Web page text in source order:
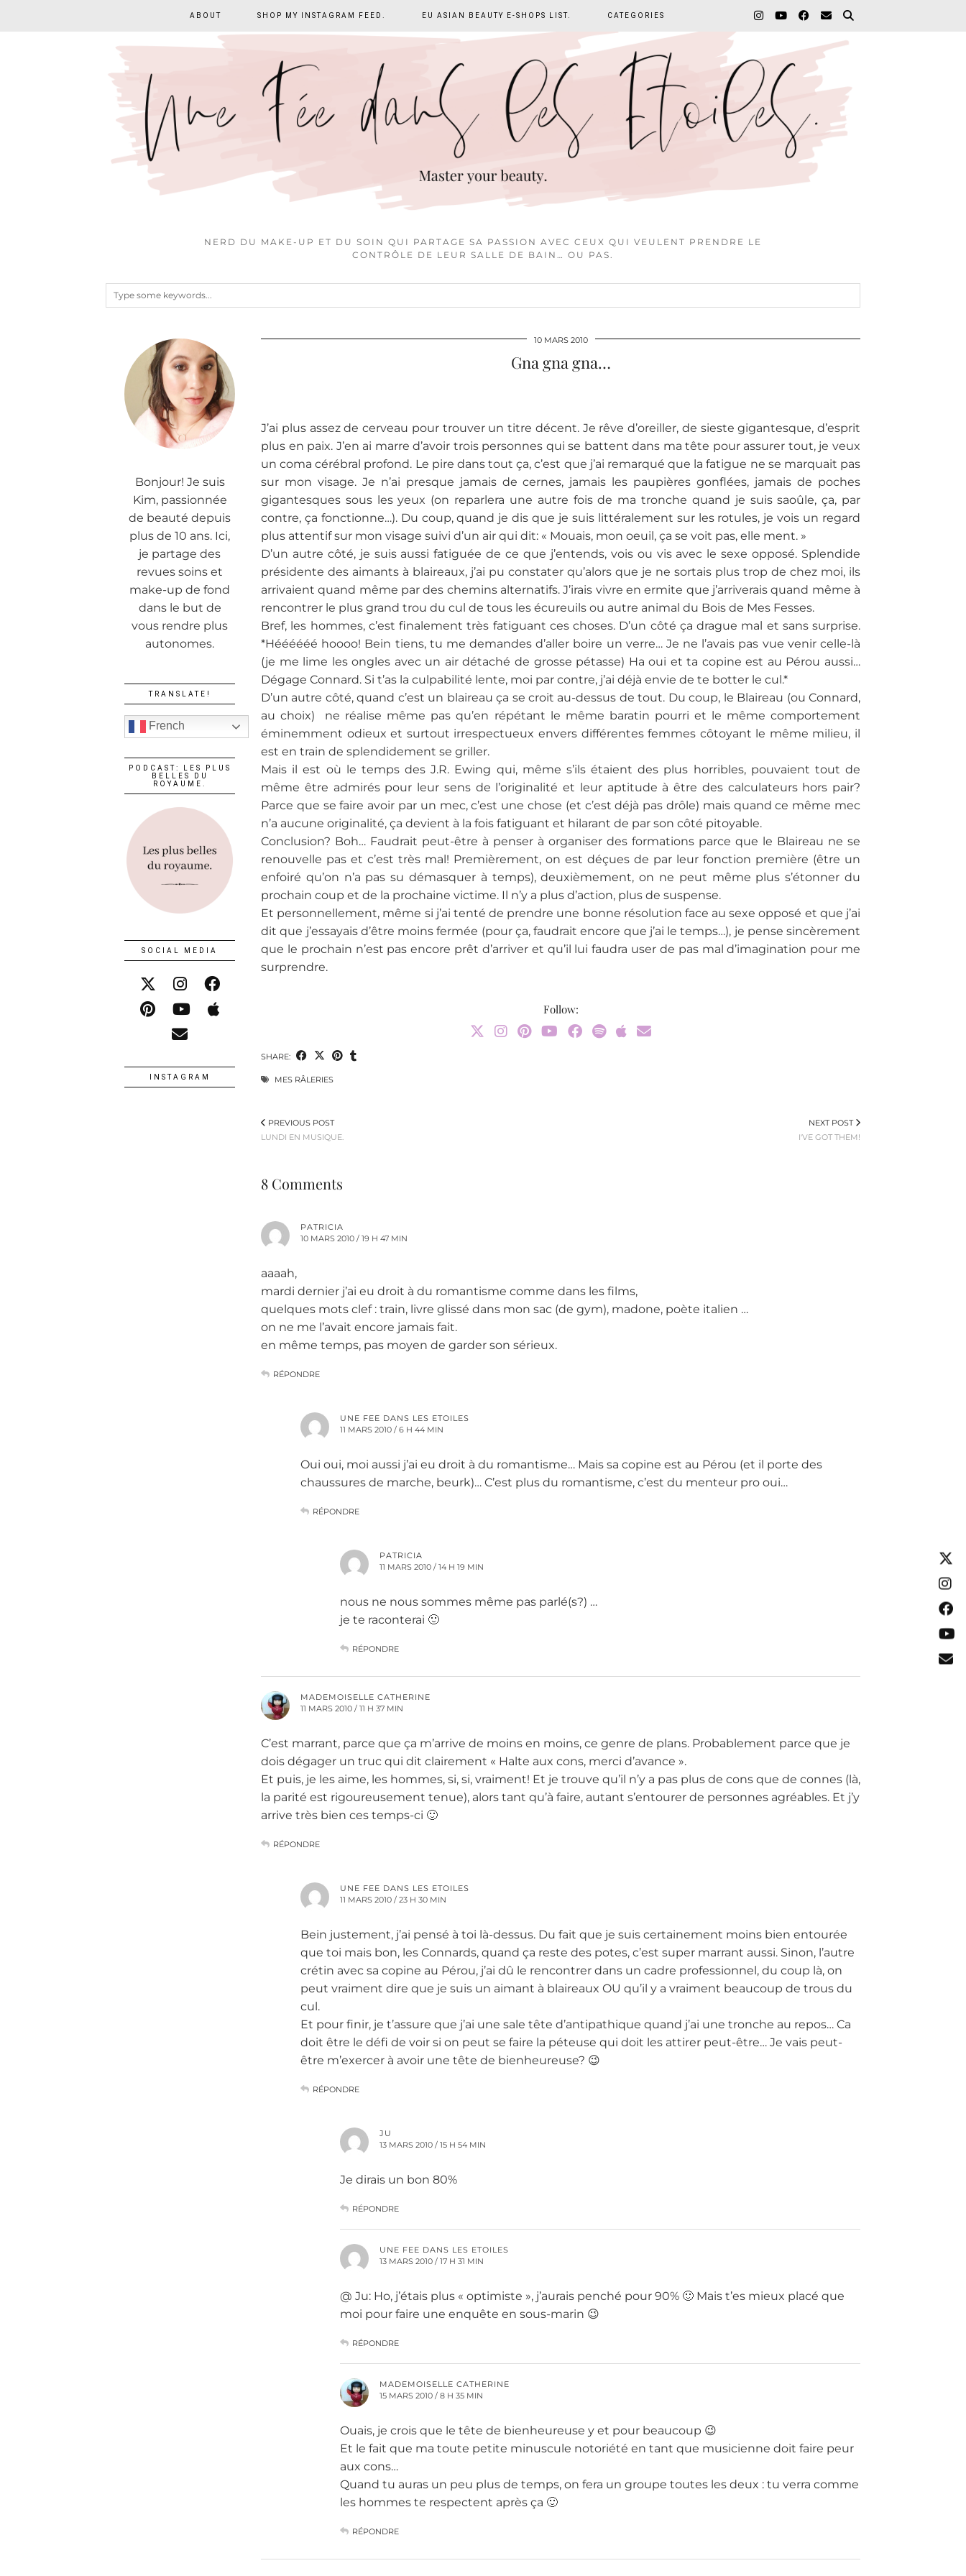
NERD DU MAKE-UP ET DU SOIN QUI PARTAGE SA PASSION AVEC CEUX QUI VEULENT PRENDRE LE
CONTRÔLE DE LEUR SALLE DE BAIN… OU PAS.
ABOUT SHOP MY INSTAGRAM FEED. EU ASIAN BEAUTY E-SHOPS LIST. CATEGORIES
10 MARS 2010
Gna gna gna…
J’ai plus assez de cerveau pour trouver un titre décent. Je rêve d’oreiller, de sieste gigantesque, d’esprit
plus en paix. J’en ai marre d’avoir trois personnes qui se battent dans ma tête pour assurer tout, je veux
un coma cérébral profond. Le pire dans tout ça, c’est que j’ai remarqué que la fatigue ne se marquait pas
sur mon visage. Je n’ai presque jamais de cernes, jamais les paupières gonflées, jamais de poches
gigantesques sous les yeux (on reparlera une autre fois de ma tronche quand je suis saoûle, ça, par
contre, ça fonctionne…). Du coup, quand je dis que je suis littéralement sur les rotules, je vois un regard
plus attentif sur mon visage suivi d’un air qui dit: « Mouais, mon oeuil, ça se voit pas, elle ment. »
D’un autre côté, je suis aussi fatiguée de ce que j’entends, vois ou vis avec le sexe opposé. Splendide
présidente des aimants à blaireaux, j’ai pu constater qu’alors que je ne sortais plus trop de chez moi, ils
arrivaient quand même par des chemins alternatifs. J’irais vivre en ermite que j’arriverais quand même à
rencontrer le plus grand trou du cul de tous les écureuils ou autre animal du Bois de Mes Fesses.
Bref, les hommes, c’est finalement très fatiguant ces choses. D’un côté ça drague mal et sans surprise.
*Héééééé hoooo! Bein tiens, tu me demandes d’aller boire un verre… Je ne l’avais pas vue venir celle-là
(je me lime les ongles avec un air détaché de grosse pétasse) Ha oui et ta copine est au Pérou aussi…
Dégage Connard. Si t’as la culpabilité lente, moi par contre, j’ai déjà envie de te botter le cul.*
D’un autre côté, quand c’est un blaireau ça se croit au-dessus de tout. Du coup, le Blaireau (ou Connard,
au choix) ne réalise même pas qu’en répétant le même baratin pourri et le même comportement
éminemment odieux et surtout irrespectueux envers différentes femmes côtoyant le même milieu, il
est en train de splendidement se griller.
Mais il est où le temps des J.R. Ewing qui, même s’ils étaient des plus horribles, pouvaient tout de
même être admirés pour leur sens de l’originalité et leur aptitude à être des calculateurs hors pair?
Parce que se faire avoir par un mec, c’est une chose (et c’est déjà pas drôle) mais quand ce même mec
n’a aucune originalité, ça devient à la fois fatiguant et hilarant de par son côté pitoyable.
Conclusion? Boh… Faudrait peut-être à penser à organiser des formations parce que le Blaireau ne se
renouvelle pas et c’est très mal! Premièrement, on est déçues de par leur fonction première (être un
enfoiré qu’on n’a pas su démasquer à temps), deuxièmement, on ne peut même plus s’étonner du
prochain coup et de la prochaine victime. Il n’y a plus d’action, plus de suspense.
Et personnellement, même si j’ai tenté de prendre une bonne résolution face au sexe opposé et que j’ai
dit que j’essayais d’être moins fermée (pour ça, faudrait encore que j’ai le temps…), je pense sincèrement
que le prochain n’est pas encore prêt d’arriver et qu’il lui faudra user de pas mal d’imagination pour me
surprendre.
Follow:
SHARE:
MES RÂLERIES
PREVIOUS POST
LUNDI EN MUSIQUE.
NEXT POST
I'VE GOT THEM!
8 Comments
PATRICIA
10 MARS 2010 / 19 H 47 MIN
aaaah,
mardi dernier j’ai eu droit à du romantisme comme dans les films,
quelques mots clef : train, livre glissé dans mon sac (de gym), madone, poète italien …
on ne me l’avait encore jamais fait.
en même temps, pas moyen de garder son sérieux.
RÉPONDRE
UNE FEE DANS LES ETOILES
11 MARS 2010 / 6 H 44 MIN
Oui oui, moi aussi j’ai eu droit à du romantisme… Mais sa copine est au Pérou (et il porte des
chaussures de marche, beurk)… C’est plus du romantisme, c’est du menteur pro oui…
RÉPONDRE
PATRICIA
11 MARS 2010 / 14 H 19 MIN
nous ne nous sommes même pas parlé(s?) …
je te raconterai 🙂
RÉPONDRE
MADEMOISELLE CATHERINE
11 MARS 2010 / 11 H 37 MIN
C’est marrant, parce que ça m’arrive de moins en moins, ce genre de plans. Probablement parce que je
dois dégager un truc qui dit clairement « Halte aux cons, merci d’avance ».
Et puis, je les aime, les hommes, si, si, vraiment! Et je trouve qu’il n’y a pas plus de cons que de connes (là,
la parité est rigoureusement tenue), alors tant qu’à faire, autant s’entourer de personnes agréables. Et j’y
arrive très bien ces temps-ci 🙂
RÉPONDRE
UNE FEE DANS LES ETOILES
11 MARS 2010 / 23 H 30 MIN
Bein justement, j’ai pensé à toi là-dessus. Du fait que je suis certainement moins bien entourée
que toi mais bon, les Connards, quand ça reste des potes, c’est super marrant aussi. Sinon, l’autre
crétin avec sa copine au Pérou, j’ai dû le rencontrer dans un cadre professionnel, du coup là, on
peut vraiment dire que je suis un aimant à blaireaux OU qu’il y a vraiment beaucoup de trous du
cul.
Et pour finir, je t’assure que j’ai une sale tête d’antipathique quand j’ai une tronche au repos… Ca
doit être le défi de voir si on peut se faire la péteuse qui doit les attirer peut-être… Je vais peut-
être m’exercer à avoir une tête de bienheureuse? 😉
RÉPONDRE
JU
13 MARS 2010 / 15 H 54 MIN
Je dirais un bon 80%
RÉPONDRE
UNE FEE DANS LES ETOILES
13 MARS 2010 / 17 H 31 MIN
@ Ju: Ho, j’étais plus « optimiste », j’aurais penché pour 90% 🙂 Mais t’es mieux placé que
moi pour faire une enquête en sous-marin 😉
RÉPONDRE
MADEMOISELLE CATHERINE
15 MARS 2010 / 8 H 35 MIN
Ouais, je crois que le tête de bienheureuse y et pour beaucoup 😉
Et le fait que ma toute petite minuscule notoriété en tant que musicienne doit faire peur
aux cons…
Quand tu auras un peu plus de temps, on fera un groupe toutes les deux : tu verra comme
les hommes te respectent après ça 🙂
RÉPONDRE
Bonjour! Je suis
Kim, passionnée
de beauté depuis
plus de 10 ans. Ici,
je partage des
revues soins et
make-up de fond
dans le but de
vous rendre plus
autonomes.
TRANSLATE!
French
PODCAST: LES PLUS
BELLES DU
ROYAUME.
SOCIAL MEDIA
INSTAGRAM